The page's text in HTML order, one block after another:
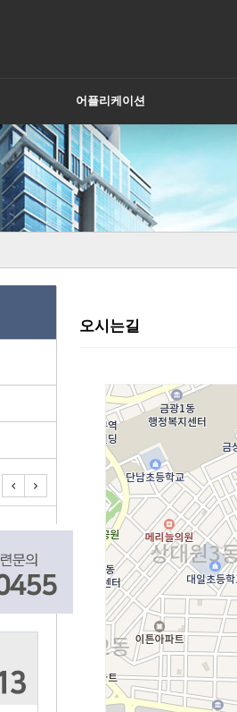
어플리케이션
오시는길
사물인터넷 스마트홈네트웍 U…